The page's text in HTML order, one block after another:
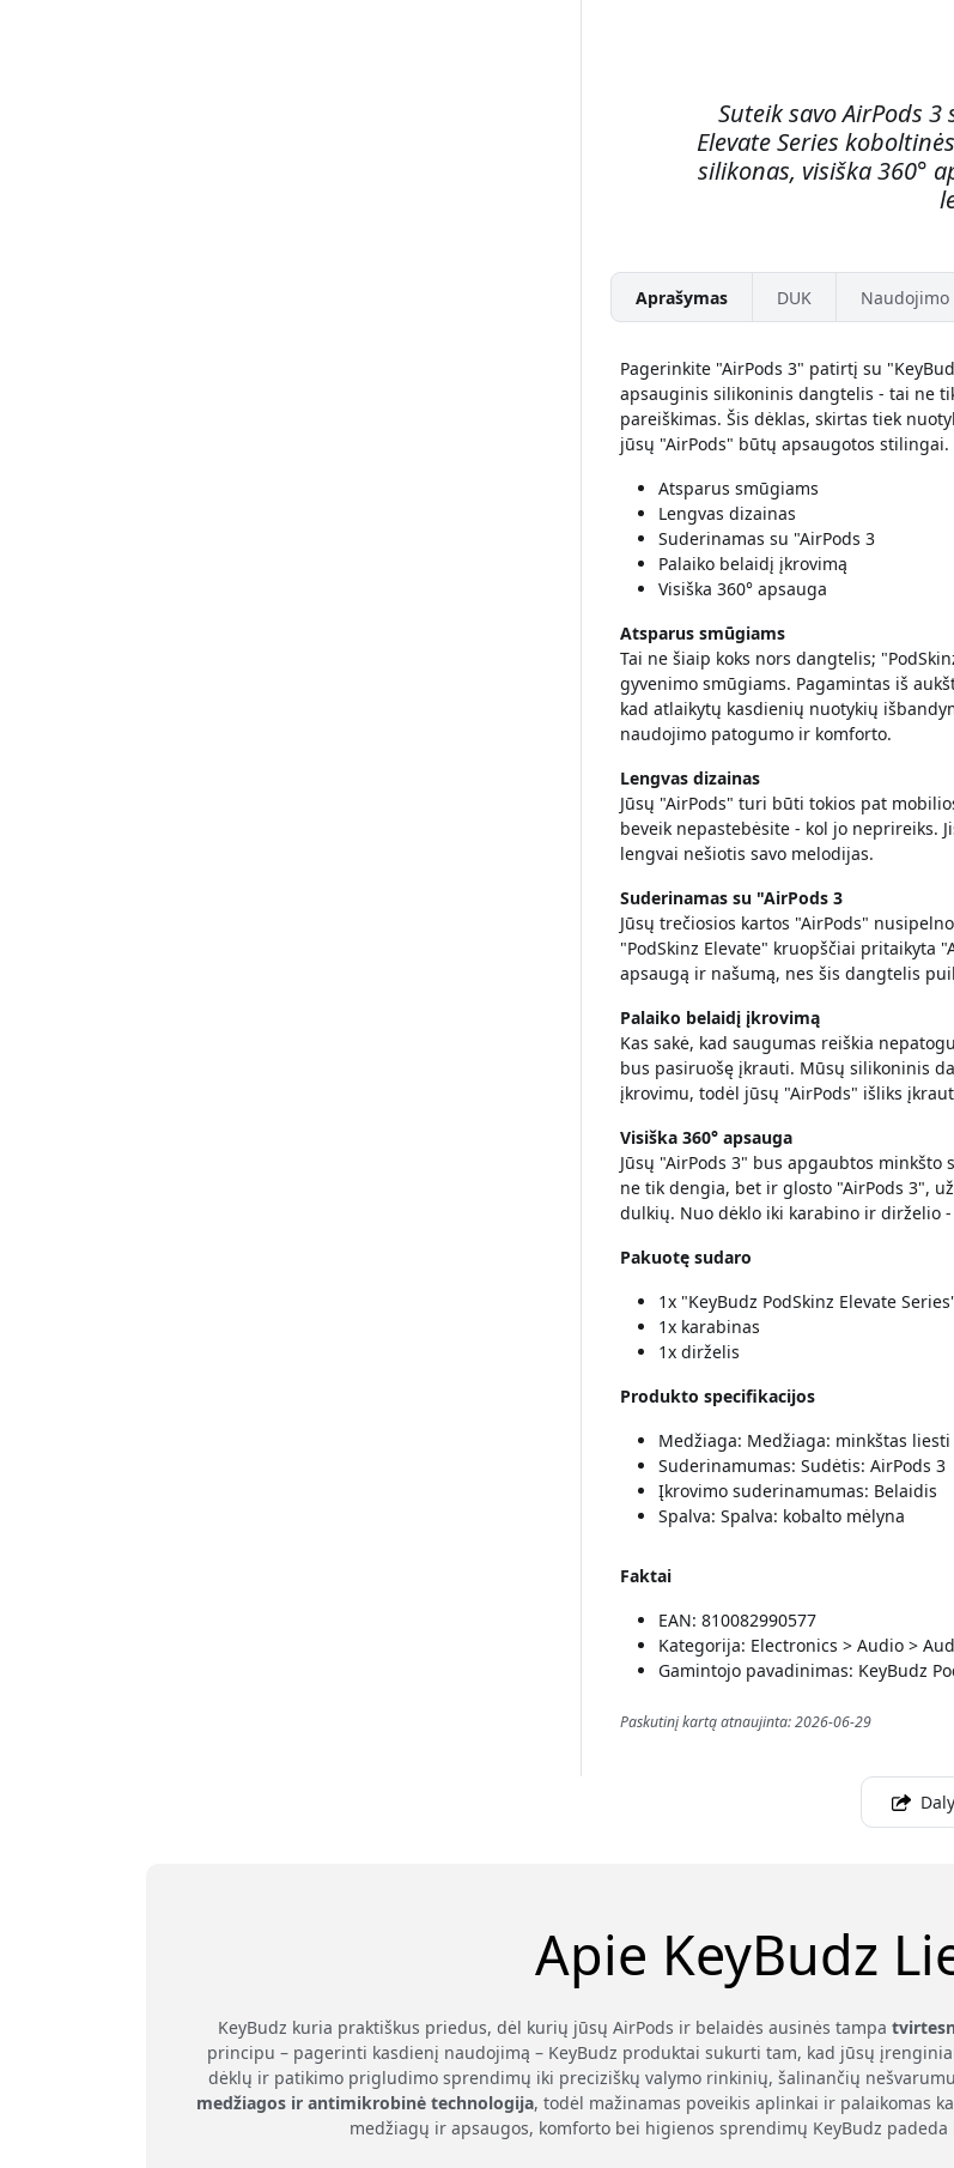
Suteik savo AirPods
Elevate Series
silikonas, visiška 360°
Aprašymas DUK Naudojimo
Pagerinkite "AirPods 3" patirtį su
apsauginis silikoninis dangtelis - tai ne
pareiškimas. Šis dėklas, skirtas tiek
jūsų "AirPods" būtų apsaugotos stilingai.
Atsparus smūgiams
Lengvas dizainas
Suderinamas su "AirPods 3
Palaiko belaidį įkrovimą
Visiška 360° apsauga
Atsparus smūgiams
Tai ne šiaip koks nors dangtelis;
gyvenimo smūgiams. Pagamintas iš
kad atlaikytų kasdienių nuotykių
naudojimo patogumo ir komforto.
Lengvas dizainas
Jūsų "AirPods" turi būti tokios pat
beveik nepastebėsite - kol jo neprireiks.
lengvai nešiotis savo melodijas.
Suderinamas su "AirPods 3
Jūsų trečiosios kartos "AirPods"
"PodSkinz Elevate" kruopščiai pritaikyta
apsaugą ir našumą, nes šis dangtelis
Palaiko belaidį įkrovimą
Kas sakė, kad saugumas reiškia
bus pasiruošę įkrauti. Mūsų silikoninis
įkrovimu, todėl jūsų "AirPods" išliks
Visiška 360° apsauga
Jūsų "AirPods 3" bus apgaubtos
ne tik dengia, bet ir glosto "AirPods 3",
dulkių. Nuo dėklo iki karabino ir dirželio
Pakuotę sudaro
1x "KeyBudz PodSkinz Elevate
1x karabinas
1x dirželis
Produkto specifikacijos
Medžiaga: Medžiaga: minkštas
Suderinamumas: Sudėtis: AirPods 3
Įkrovimo suderinamumas: Belaidis
Spalva: Spalva: kobalto mėlyna
Faktai
EAN: 810082990577
Kategorija: Electronics > Audio >
Gamintojo pavadinimas: KeyBudz
Paskutinį kartą atnaujinta: 2026-06-29
Apie KeyBudz
KeyBudz kuria praktiškus priedus, dėl kurių jūsų AirPods ir belaidės ausinės tampa
principu – pagerinti kasdienį naudojimą – KeyBudz produktai sukurti tam, kad jūsų
dėklų ir patikimo prigludimo sprendimų iki preciziškų valymo rinkinių, šalinančių
medžiagos ir antimikrobinė technologija, todėl mažinamas poveikis aplinkai ir palaikomas
medžiagų ir apsaugos, komforto bei higienos sprendimų KeyBudz